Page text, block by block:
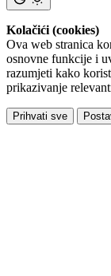
Kolačići (cookies)
Ova web stranica
osnovne funkcije i
razumjeti kako
prikazivanje
Prihvati sve